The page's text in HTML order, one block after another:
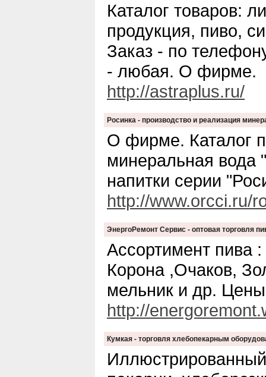
Каталог товаров:
продукция, пиво,
Заказ - по
- любая. О фирме.
http://astraplus.ru/
Росинка - производство и реализация
О фирме. Каталог
минеральная вода
напитки серии
http://www.orcci.ru/
ЭнергоРемонт Сервис - оптовая торговля
Ассортимент пива
Корона ,Очаков,
мельник и др.
http://
Кумкая - торговля хлебопекарным
Иллюстрированный